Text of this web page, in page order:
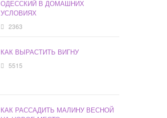
ОДЕССКИЙ В ДОМАШНИХ
УСЛОВИЯХ
2363
КАК ВЫРАСТИТЬ ВИГНУ
5515
КАК РАССАДИТЬ МАЛИНУ ВЕСНОЙ